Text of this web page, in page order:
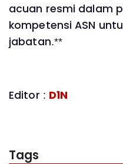
acuan resmi dalam
kompetensi ASN
jabatan.**
Editor : D1N
Tags